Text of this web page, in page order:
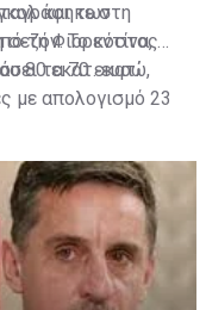
και των
σεζόν. Το κόστος
τα 70 εκατ.
στη
τη Φιορεντίνα, η
80 εκατ. ευρώ,
με απολογισμό 23